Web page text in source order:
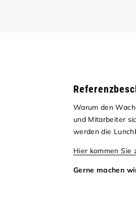
Warum den
und Mitarbeiter
werden die
Hier kommen Sie
Gerne machen